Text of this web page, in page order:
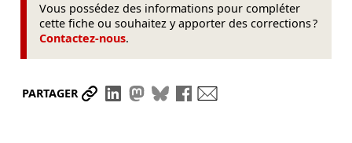
Vous possédez des informations pour compléter
cette fiche ou souhaitez y apporter des corrections ?
Contactez-nous.
PARTAGER Partager le lien
Partager sur LinkedIn
Partager sur Mastodon
Partager sur Bluesky
Partager sur Facebook